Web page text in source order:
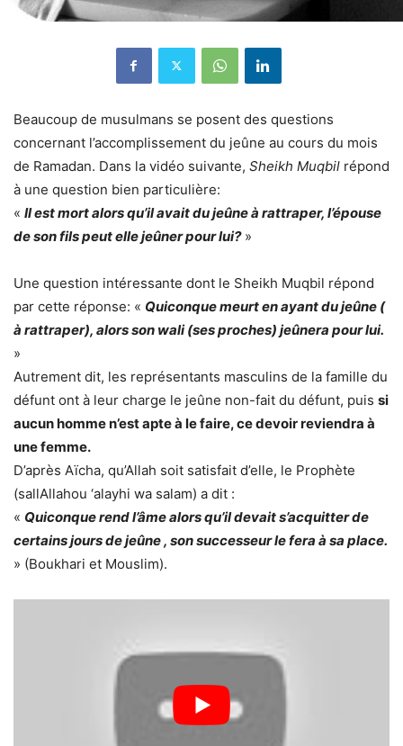
Beaucoup de musulmans se posent des questions
concernant l’accomplissement du jeûne au cours du mois
de Ramadan. Dans la vidéo suivante, Sheikh Muqbil répond
à une question bien particulière:
« Il est mort alors qu’il avait du jeûne à rattraper, l’épouse
de son fils peut elle jeûner pour lui? »
Une question intéressante dont le Sheikh Muqbil répond
par cette réponse: « Quiconque meurt en ayant du jeûne (
à rattraper), alors son wali (ses proches) jeûnera pour lui.
»
Autrement dit, les représentants masculins de la famille du
défunt ont à leur charge le jeûne non-fait du défunt, puis si
aucun homme n’est apte à le faire, ce devoir reviendra à
une femme.
D’après Aïcha, qu’Allah soit satisfait d’elle, le Prophète
(sallAllahou ‘alayhi wa salam) a dit :
« Quiconque rend l’âme alors qu’il devait s’acquitter de
certains jours de jeûne , son successeur le fera à sa place.
» (Boukhari et Mouslim).